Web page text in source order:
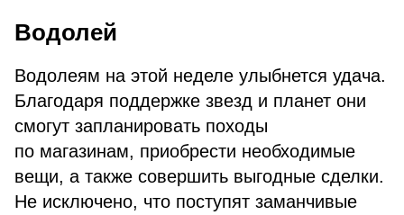
Водолей
Водолеям на этой неделе улыбнется удача.
Благодаря поддержке звезд и планет они
смогут запланировать походы
по магазинам, приобрести необходимые
вещи, а также совершить выгодные сделки.
Не исключено, что поступят заманчивые